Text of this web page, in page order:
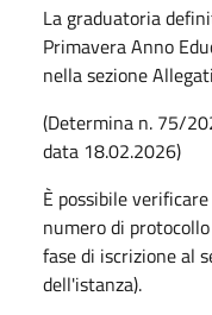
La graduatoria
Primavera Anno
nella sezione
(Determina n. 75/
data 18.02.2026)
È possibile
numero di
fase di iscrizione al
dell'istanza).